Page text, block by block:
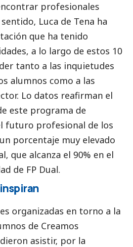
profesionales
Luca de Tena ha
que ha tenido
a lo largo de estos 10
tanto a las inquietudes
alumnos como a las
Lo datos reafirman el
este programa de
futuro profesional de los
porcentaje muy elevado
que alcanza el 90% en el
de FP Dual.
organizadas en torno a la
de Creamos
asistir, por la